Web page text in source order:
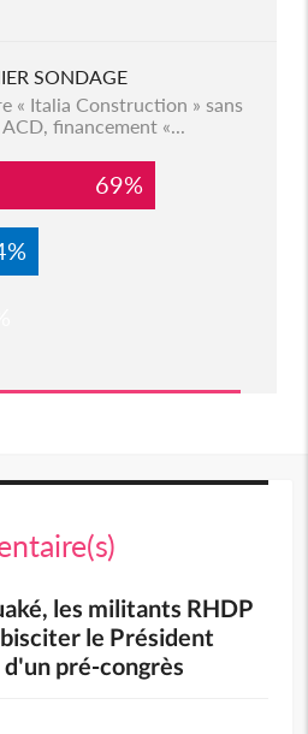
SONDAGE
« Italia Construction » sans
financement «...
69%
les militants RHDP
le Président
pré-congrès